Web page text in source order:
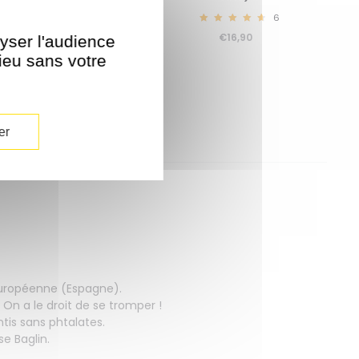
€2,90
6
€16,90
(Espagne).
a le droit de se tromper !
sans phtalates.
Baglin.
l'audience
sans votre